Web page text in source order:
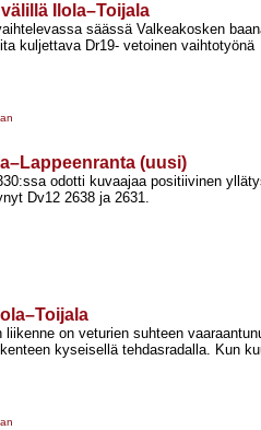
Ilola–Toijala
säässä Valkeakosken
kuljettava Dr19-​ vetoinen vaihtotyönä
(uusi)
odotti kuvaajaa positiivinen
Dv12 2638 ja 2631.
liikenne on veturien suhteen
kyseisellä tehdasradalla. Kun